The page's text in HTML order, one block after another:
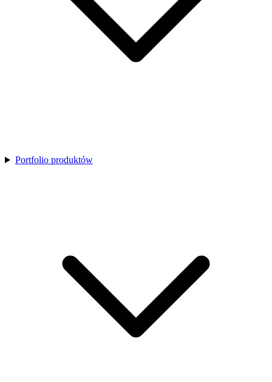
Portfolio produktów